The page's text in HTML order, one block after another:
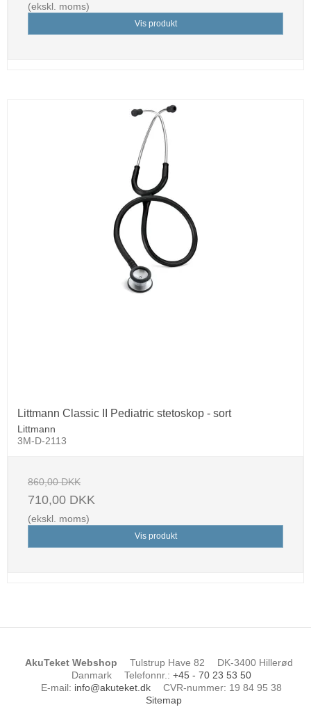
(ekskl. moms)
Vis produkt
Littmann Classic II Pediatric stetoskop - sort
Littmann
3M-D-2113
860,00 DKK
710,00 DKK
(ekskl. moms)
Vis produkt
AkuTeket Webshop Tulstrup Have 82
DK-3400 Hillerød
Danmark
Telefonnr. : +45 - 70 23 53 50
E-mail: info@akuteket.dk CVR-nummer: 19 84 95 38
Sitemap